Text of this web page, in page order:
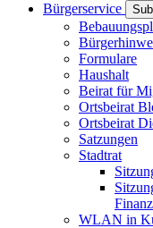
Bürgerservice
Formulare
Haushalt
Beirat für
Ortsbeirat
Ortsbeirat
Satzungen
Stadtrat
WLAN in